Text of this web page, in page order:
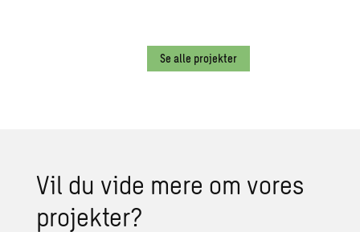
Se alle projekter
Vil du vide mere om vores
projekter?